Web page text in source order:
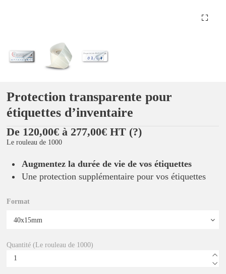
Protection transparente pour
étiquettes dʼinventaire
De 120,00€ à 277,00€ HT (?)
Le rouleau de 1000
Augmentez la durée de vie de vos étiquettes
Une protection supplémentaire pour vos étiquettes
Format
Quantité (Le rouleau de 1000)